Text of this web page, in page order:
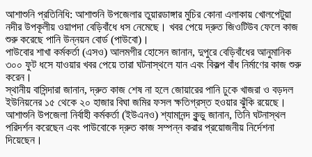
আশাশুনি প্রতিনিধি: আশাশুনি উপজেলার তুয়ারডাঙ্গার মুচির কোনা এলাকায় খোলপেটুয়া
নদীর উপকূলীয় ওয়াপদা বেড়িবাঁধে ধস নেমেছে। খবর পেয়ে দ্রুত জিওটিউব ফেলে কাজ
শুরু করেছে পানি উন্নয়ন বোর্ড (পাউবো)।
পাউবোর শাখা কর্মকর্তা (এসও) আলমগীর হোসেন জানান, দুপুরে বেড়িবাঁধের আনুমানিক
৩০০ ফুট ধসে যাওয়ার খবর পেয়ে তারা ঘটনাস্থলে যান এবং বিকল্প বাঁধ নির্মাণের কাজ শুরু
করেন।
স্থানীয় বাসিন্দারা জানান, দ্রুত কাজ শেষ না হলে জোয়ারের পানি ঢুকে খাজরা ও বড়দল
ইউনিয়নের ১৫ থেকে ২০ হাজার বিঘা জমির ফসল ক্ষতিগ্রস্ত হওয়ার ঝুঁকি রয়েছে।
আশাশুনি উপজেলা নির্বাহী কর্মকর্তা (ইউএনও) শ্যামানন্দ কুন্ডু জানান, তিনি ঘটনাস্থল
পরিদর্শন করেছেন এবং পাউবোকে দ্রুত কাজ সম্পন্ন করার প্রয়োজনীয় নির্দেশনা
দিয়েছেন।